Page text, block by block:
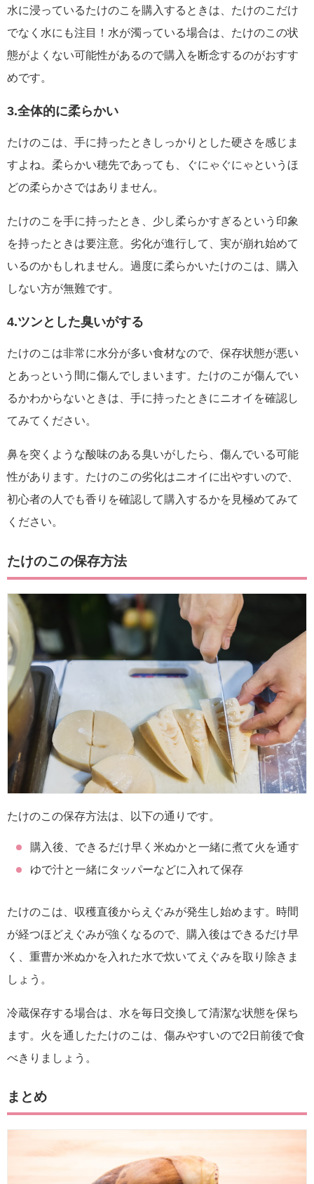
水に浸っているたけのこを購入するときは、たけのこだけ
でなく水にも注目！水が濁っている場合は、たけのこの状
態がよくない可能性があるので購入を断念するのがおすす
めです。
3.全体的に柔らかい
たけのこは、手に持ったときしっかりとした硬さを感じま
すよね。柔らかい穂先であっても、ぐにゃぐにゃというほ
どの柔らかさではありません。
たけのこを手に持ったとき、少し柔らかすぎるという印象
を持ったときは要注意。劣化が進行して、実が崩れ始めて
いるのかもしれません。過度に柔らかいたけのこは、購入
しない方が無難です。
4.ツンとした臭いがする
たけのこは非常に水分が多い食材なので、保存状態が悪い
とあっという間に傷んでしまいます。たけのこが傷んでい
るかわからないときは、手に持ったときにニオイを確認し
てみてください。
鼻を突くような酸味のある臭いがしたら、傷んでいる可能
性があります。たけのこの劣化はニオイに出やすいので、
初心者の人でも香りを確認して購入するかを見極めてみて
ください。
たけのこの保存方法
たけのこの保存方法は、以下の通りです。
購入後、できるだけ早く米ぬかと一緒に煮て火を通す
ゆで汁と一緒にタッパーなどに入れて保存
たけのこは、収穫直後からえぐみが発生し始めます。時間
が経つほどえぐみが強くなるので、購入後はできるだけ早
く、重曹か米ぬかを入れた水で炊いてえぐみを取り除きま
しょう。
冷蔵保存する場合は、水を毎日交換して清潔な状態を保ち
ます。火を通したたけのこは、傷みやすいので2日前後で食
べきりましょう。
まとめ